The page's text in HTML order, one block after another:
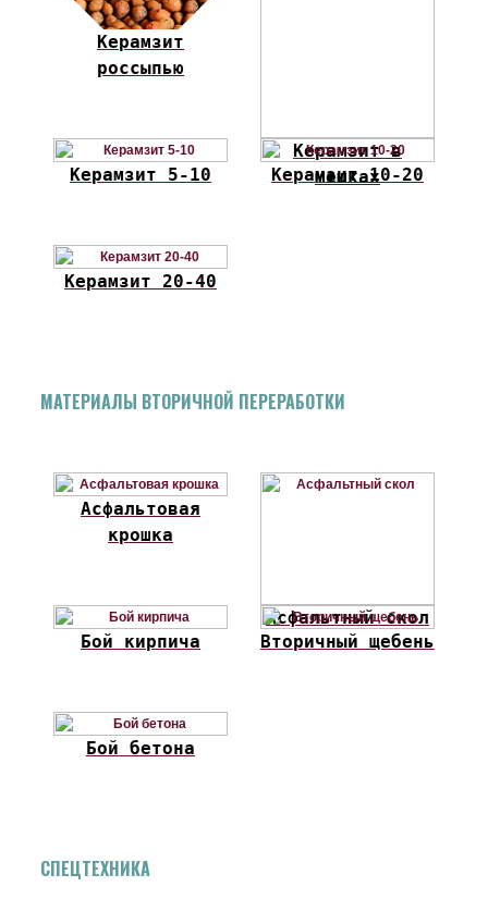
Керамзит
россыпью
Керамзит в
мешках
Керамзит 5-10 Керамзит 10-20
Керамзит 20-40
МАТЕРИАЛЫ ВТОРИЧНОЙ ПЕРЕРАБОТКИ
Асфальтовая
крошка
Асфальтный скол
Бой кирпича
Вторичный щебень
Бой бетона
СПЕЦТЕХНИКА